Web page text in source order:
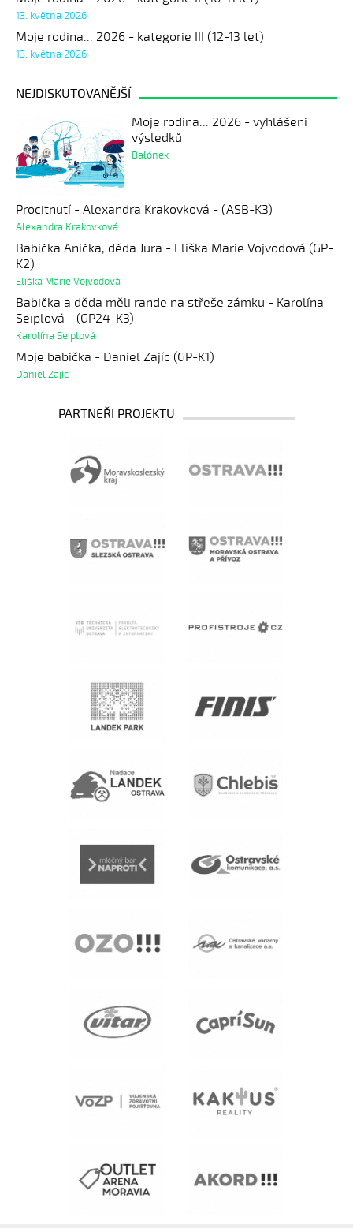
13. května 2026
Moje rodina... 2026 - kategorie III (12-13 let)
13. května 2026
NEJDISKUTOVANĚJŠÍ
Moje rodina... 2026 - vyhlášení
výsledků
Balónek
Procitnutí - Alexandra Krakovková - (ASB-K3)
Alexandra Krakovková
Babička Anička, děda Jura - Eliška Marie Vojvodová (GP-
K2)
Eliška Marie Vojvodová
Babička a děda měli rande na střeše zámku - Karolína
Seiplová - (GP24-K3)
Karolína Seiplová
Moje babička - Daniel Zajíc (GP-K1)
Daniel Zajíc
PARTNEŘI PROJEKTU